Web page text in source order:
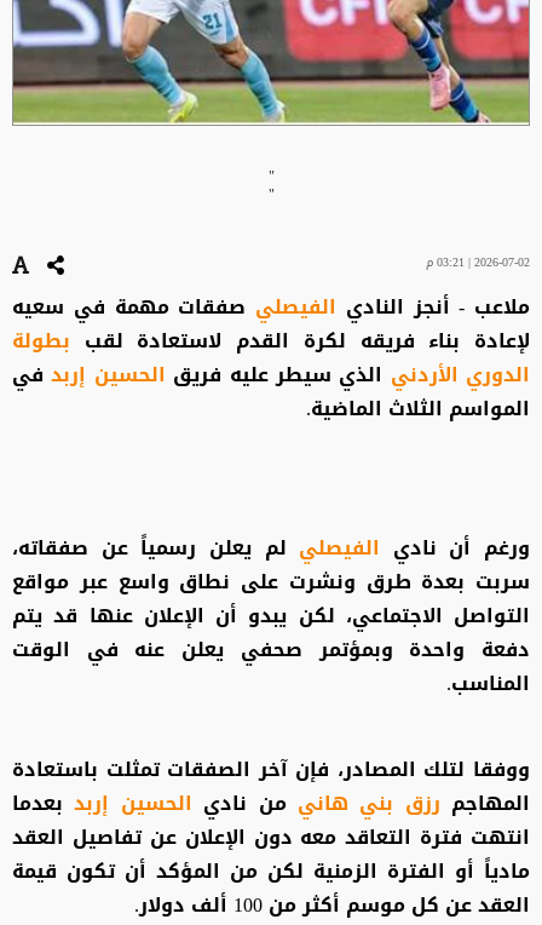
"
"
2026-07-02 | 03:21 م
ملاعب - أنجز النادي الفيصلي صفقات مهمة في سعيه
لإعادة بناء فريقه لكرة القدم لاستعادة لقب بطولة
الدوري الأردني الذي سيطر عليه فريق الحسين إربد في
المواسم الثلاث الماضية.
ورغم أن نادي الفيصلي لم يعلن رسمياً عن صفقاته،
سربت بعدة طرق ونشرت على نطاق واسع عبر مواقع
التواصل الاجتماعي، لكن يبدو أن الإعلان عنها قد يتم
دفعة واحدة وبمؤتمر صحفي يعلن عنه في الوقت
المناسب.
ووفقا لتلك المصادر، فإن آخر الصفقات تمثلت باستعادة
المهاجم رزق بني هانيمن نادي الحسين إربد بعدما
انتهت فترة التعاقد معه دون الإعلان عن تفاصيل العقد
مادياً أو الفترة الزمنية لكن من المؤكد أن تكون قيمة
العقد عن كل موسم أكثر من 100 ألف دولار.